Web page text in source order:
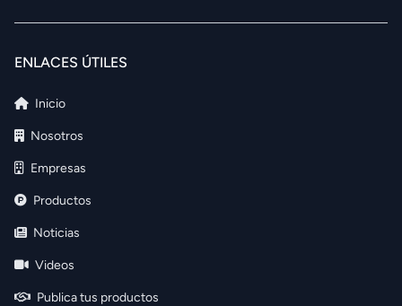
ENLACES ÚTILES
Inicio
Nosotros
Empresas
Productos
Noticias
Videos
Publica tus productos